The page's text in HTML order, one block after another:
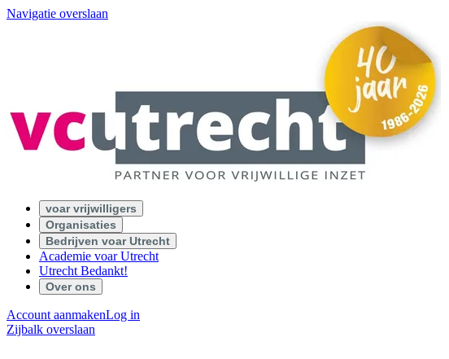
Navigatie overslaan
voar vrijwilligers
Organisaties
Bedrijven voar Utrecht
Academie voar Utrecht
Utrecht Bedankt!
Over ons
Account aanmakenLog in
Zijbalk overslaan